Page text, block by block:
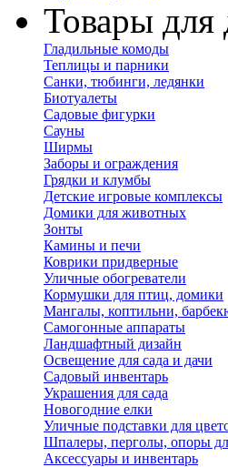
Товары для
Гладильные комоды
Теплицы и парники
Санки, тюбинги, ледянки
Биотуалеты
Садовые фигурки
Сауны
Ширмы
Заборы и ограждения
Грядки и клумбы
Детские игровые комплексы
Домики для животных
Зонты
Камины и печи
Коврики придверные
Уличные обогреватели
Кормушки для птиц, домики
Мангалы, коптильни,
Самогонные аппараты
Ландшафтный дизайн
Освещение для сада и дачи
Садовый инвентарь
Украшения для сада
Новогодние елки
Уличные подставки для
Шпалеры, перголы, опоры
Аксессуары и инвентарь